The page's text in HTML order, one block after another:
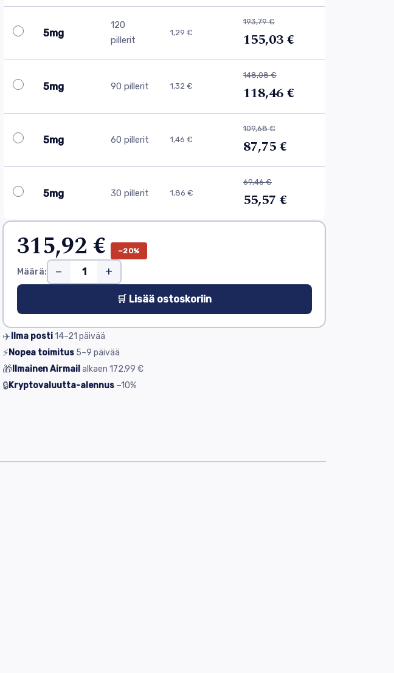
5mg
120
pillerit
1,29 €
193,79 €
155,03 €
5mg 90 pillerit 1,32 €
148,08 €
118,46 €
5mg 60 pillerit 1,46 €
109,68 €
87,75 €
5mg 30 pillerit 1,86 €
69,46 €
55,57 €
315,92 € −20%
Määrä: − +
🛒 Lisää ostoskoriin
✈️Ilma posti14–21 päivää
⚡Nopea toimitus 5–9 päivää
🎁Ilmainen Airmailalkaen 172,99 €
🔒Kryptovaluutta-alennus −10%